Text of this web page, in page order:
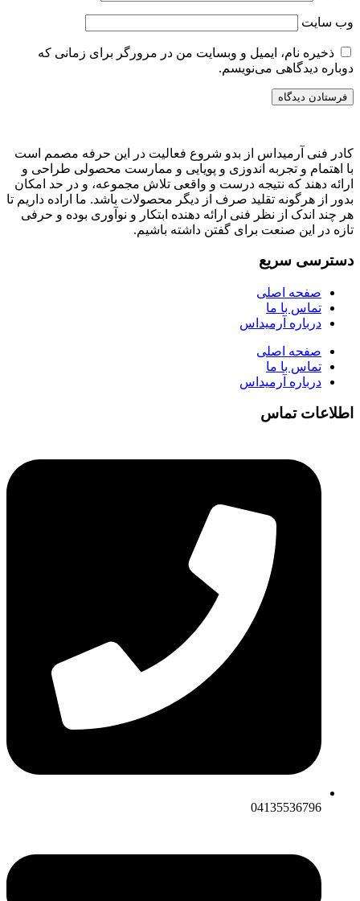
وب‌ سایت
ذخیره نام، ایمیل و وبسایت من در مرورگر برای زمانی که
دوباره دیدگاهی می‌نویسم.
کادر فنی آرمیداس از بدو شروع فعالیت در این حرفه مصمم است
با اهتمام و تجربه اندوزی و پویایی و ممارست محصولی طراحی و
ارائه دهند که نتیجه درست و واقعی تلاش مجموعه، و در حد امکان
بدور از هرگونه تقلید صرف از دیگر محصولات باشد. ما اراده داریم تا
هر چند اندک از نظر فنی ارائه دهنده ابتکار و نوآوری بوده و حرفی
تازه در این صنعت برای گفتن داشته باشیم.
دسترسی سریع
صفحه اصلی
تماس با ما
درباره آرمیداس
صفحه اصلی
تماس با ما
درباره آرمیداس
اطلاعات تماس
04135536796